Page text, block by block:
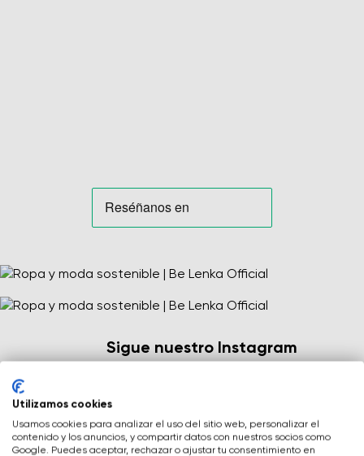
Sigue nuestro Instagram
hashtags #belenkabarefoot
o #belenka y comparta sus experiencias.
Utilizamos cookies
Usamos cookies para analizar el uso del sitio web, personalizar el
contenido y los anuncios, y compartir datos con nuestros socios como
Google. Puedes aceptar, rechazar o ajustar tu consentimiento en